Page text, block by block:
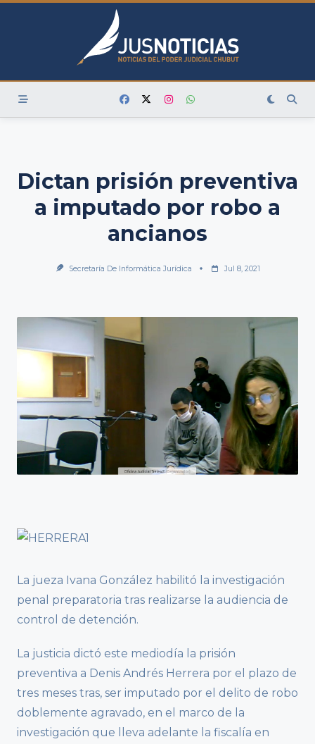
Skip
Dictan prisión preventiva
a imputado por robo a
ancianos
Secretaría De Informática Jurídica Jul 8, 2021
La jueza Ivana González habilitó la investigación
penal preparatoria tras realizarse la audiencia de
control de detención.
La justicia dictó este mediodía la prisión
preventiva a Denis Andrés Herrera por el plazo de
tres meses tras, ser imputado por el delito de robo
doblemente agravado, en el marco de la
investigación que lleva adelante la fiscalía en